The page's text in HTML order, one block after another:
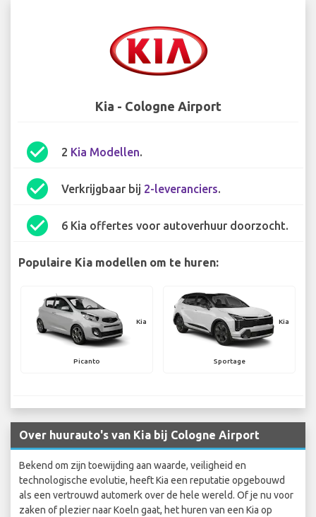
Kia - Cologne Airport
check_circle 2 Kia Modellen.
check_circle Verkrijgbaar bij 2-leveranciers.
check_circle 6 Kia offertes voor autoverhuur doorzocht.
Populaire Kia modellen om te huren:
Kia
Picanto
Kia
Sportage
Over huurauto's van Kia bij Cologne Airport
Bekend om zijn toewijding aan waarde, veiligheid en
technologische evolutie, heeft Kia een reputatie opgebouwd
als een vertrouwd automerk over de hele wereld. Of je nu voor
zaken of plezier naar Koeln gaat, het huren van een Kia op